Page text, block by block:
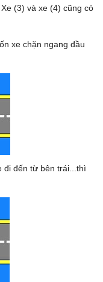
(3) và xe (4) cũng có
xe chặn ngang đầu
đi đến từ bên trái...thì